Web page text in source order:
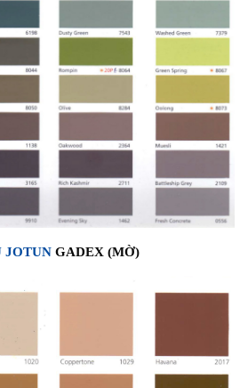
JOTUN GADEX (MỜ)